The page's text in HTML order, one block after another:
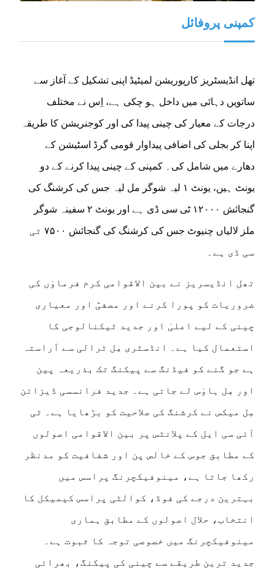
کمپنی پروفائل
تھل انڈیسٹریز کارپوریشن لمیٹیڈ اپنی تشکیل کے آغاز سے
ساتویں دہائی میں داخل ہو چکی ہے، اِس نے مختلف
درجات کے معیار کی چینی پیدا کی اور کوجنریشن کا طریقہ
اپنا کر بجلی کی اضافی پیداوار قومی گرڈ اسٹیشن کے
دھارے میں شامل کی۔ کمپنی کے چینی پیدا کرنے کے دو
یونٹ ہیں، یونٹ ۱ لیہ شوگر مل لیہ جس کی کرشنگ کی
گنجائش ۱۲۰۰۰ ٹی سی ڈی ہے اور یونٹ ۲ سفینہ شوگر
ملز لالیاں چنیوٹ جس کی کرشنگ کی گنجائش ۷۵۰۰ ٹی
سی ڈی ہے۔
تھل انڈیسریز نے بین الاقوامی کرم فرماوٰں کی
ضروریات کو پورا کرنے اور مصفیّٰ اور معیاری
چینی کے لیے اعلیٰ اور جدید ٹیکنالوجی کا
استعمال کیا ہے۔ انڈسٹری مِل ٹرالی سے آراستہ
ہے جو گنے کو فیڈنگ سے پیکنگ تک بذریعہ پین
اور مِل ہاوٰس لے جاتی ہے۔ جدید فرانسسی ڈیزائن
مِل میکس نے کرشنگ کی صلاحیت کو بڑھایا ہے۔ ٹی
آئی سی ایل کے پلانٹس پر بین الاقوامی اصولوں
کے مطابق جوس کے خالص پن اور شفافیت کو مدنظر
رکھا جاتا ہے، مینوفیکچرنگ پراسس میں
بہترین درجے کی فوڈ، کوالٹی پراسس کیمیکل کا
انتخاب، حلال اصولوں کے مطابق ہماری
مینوفیکچرنگ میں خصوصی توجہ کا ثبوت ہے۔
جدید ترین طریقے سے چینی کی پیکنگ، بھرائی